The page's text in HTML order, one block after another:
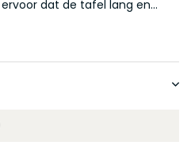
dat de tafel lang en...